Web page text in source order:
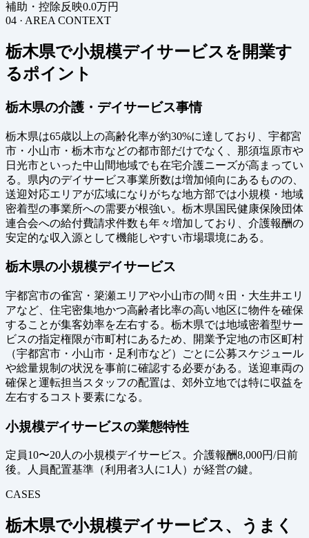
補助・控除反映0.0万円
04 · AREA CONTEXT
栃木県で小規模デイサービスを開業す
るポイント
栃木県の介護・デイサービス事情
栃木県は65歳以上の高齢化率が約30%に達しており、宇都宮
市・小山市・栃木市などの都市部だけでなく、那須塩原市や
日光市といった中山間地域でも在宅介護ニーズが高まってい
る。県内のデイサービス事業所数は増加傾向にあるものの、
送迎対応エリアが広域になりがちな地方部では小規模・地域
密着型の事業所への需要が根強い。栃木県国民健康保険団体
連合会への給付費請求件数も年々増加しており、介護報酬の
安定的な収入源として機能しやすい市場環境にある。
栃木県の小規模デイサービス
宇都宮市の雀宮・簗瀬エリアや小山市の間々田・大生井エリ
アなど、住宅密集地かつ高齢者比率の高い地区に物件を確保
することが集客効率を左右する。栃木県では地域密着型サー
ビスの指定権限が市町村にあるため、開業予定地の市区町村
（宇都宮市・小山市・足利市など）ごとに公募スケジュール
や総量規制の状況を事前に確認する必要がある。送迎車両の
確保と運転担当スタッフの配置は、郊外立地では特に収益を
左右するコスト要素になる。
小規模デイサービスの業態特性
定員10〜20人の小規模デイサービス。介護報酬8,000円/日前
後。人員配置基準（利用者3人に1人）が経営の鍵。
CASES
栃木県で小規模デイサービス、うまく